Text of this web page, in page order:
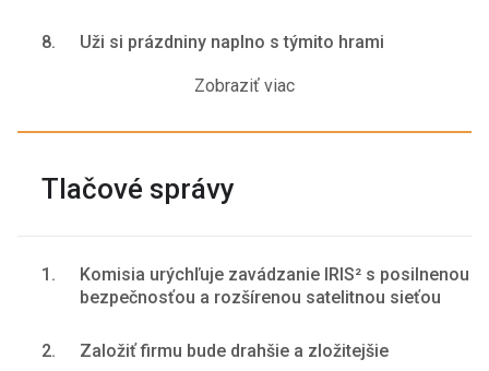
8. Uži si prázdniny naplno s týmito hrami
Zobraziť viac
Tlačové správy
1.
Komisia urýchľuje zavádzanie IRIS² s posilnenou
bezpečnosťou a rozšírenou satelitnou sieťou
2. Založiť firmu bude drahšie a zložitejšie